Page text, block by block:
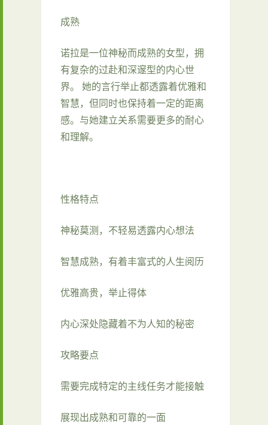
成熟
诺拉是一位神秘而成熟的女型，拥
有复杂的过赴和深邃型的内心世
界。 她的言行举止都透露着优雅和
智慧，但同时也保持着一定的距离
感。与她建立关系需要更多的耐心
和理解。
性格特点
神秘莫测，不轻易透露内心想法
智慧成熟，有着丰富式的人生阅历
优雅高贵，举止得体
内心深处隐藏着不为人知的秘密
攻略要点
需要完成特定的主线任务才能接触
展现出成熟和可靠的一面